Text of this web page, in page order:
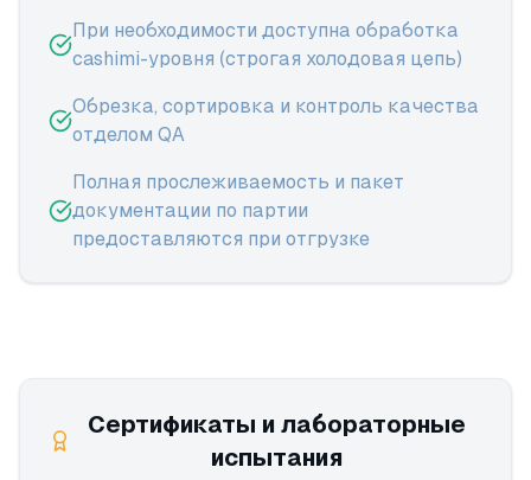
При необходимости доступна обработка
сashimi-уровня (строгая холодовая цепь)
Обрезка, сортировка и контроль качества
отделом QA
Полная прослеживаемость и пакет
документации по партии
предоставляются при отгрузке
Сертификаты и лабораторные
испытания